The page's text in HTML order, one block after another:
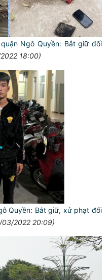
Ngô Quyền: Bắt giữ đối
18:00)
Quyền: Bắt giữ, xử phạt đối
03/2022 20:09)